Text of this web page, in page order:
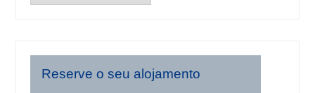
Reserve o seu alojamento